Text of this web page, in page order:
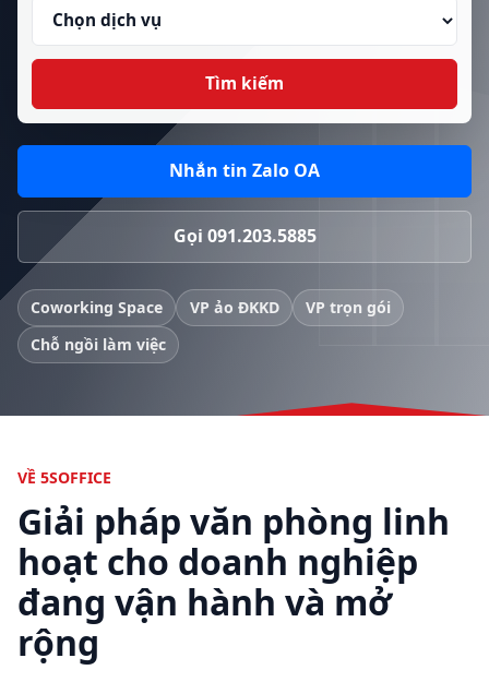
Tìm kiếm
Nhắn tin Zalo OA
Gọi 091.203.5885
Coworking Space VP ảo ĐKKD
VP trọn gói
Chỗ ngồi làm việc
VỀ 5SOFFICE
Giải pháp văn phòng linh
hoạt cho doanh nghiệp
đang vận hành và mở
rộng